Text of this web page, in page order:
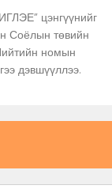
цэнгүүнийг
Соёлын төвийн
номын
дэвшүүллээ.